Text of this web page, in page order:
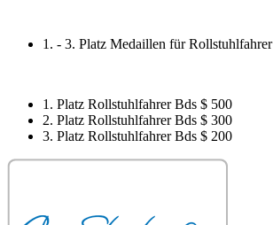
1. - 3. Platz Medaillen für Rollstuhlfahrer
1. Platz Rollstuhlfahrer Bds $ 500
2. Platz Rollstuhlfahrer Bds $ 300
3. Platz Rollstuhlfahrer Bds $ 200